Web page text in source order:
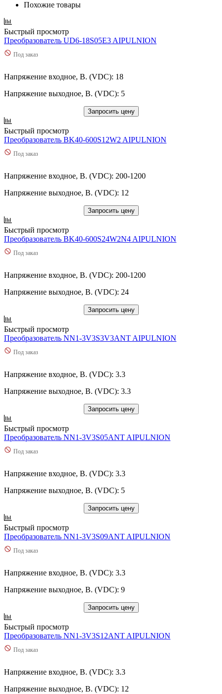
Похожие товары
Быстрый просмотр
Преобразователь UD6-18S05E3 AIPULNION
Под заказ
Напряжение входное, В. (VDC): 18
Напряжение выходное, В. (VDC): 5
Запросить цену
Быстрый просмотр
Преобразователь BK40-600S12W2 AIPULNION
Под заказ
Напряжение входное, В. (VDC): 200-1200
Напряжение выходное, В. (VDC): 12
Запросить цену
Быстрый просмотр
Преобразователь BK40-600S24W2N4 AIPULNION
Под заказ
Напряжение входное, В. (VDC): 200-1200
Напряжение выходное, В. (VDC): 24
Запросить цену
Быстрый просмотр
Преобразователь NN1-3V3S3V3ANT AIPULNION
Под заказ
Напряжение входное, В. (VDC): 3.3
Напряжение выходное, В. (VDC): 3.3
Запросить цену
Быстрый просмотр
Преобразователь NN1-3V3S05ANT AIPULNION
Под заказ
Напряжение входное, В. (VDC): 3.3
Напряжение выходное, В. (VDC): 5
Запросить цену
Быстрый просмотр
Преобразователь NN1-3V3S09ANT AIPULNION
Под заказ
Напряжение входное, В. (VDC): 3.3
Напряжение выходное, В. (VDC): 9
Запросить цену
Быстрый просмотр
Преобразователь NN1-3V3S12ANT AIPULNION
Под заказ
Напряжение входное, В. (VDC): 3.3
Напряжение выходное, В. (VDC): 12